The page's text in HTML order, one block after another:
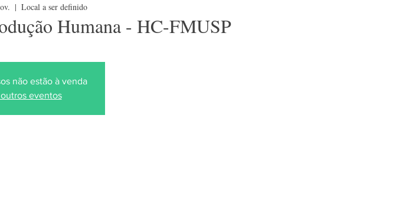
  |
Local a ser definido
Humana - HC-FMUSP
não estão à venda
eventos